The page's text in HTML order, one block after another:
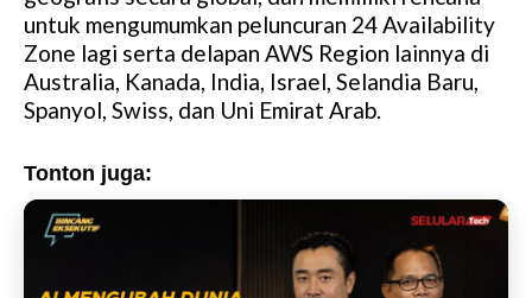
untuk mengumumkan peluncuran 24 Availability
Zone lagi serta delapan AWS Region lainnya di
Australia, Kanada, India, Israel, Selandia Baru,
Spanyol, Swiss, dan Uni Emirat Arab.
Tonton juga: